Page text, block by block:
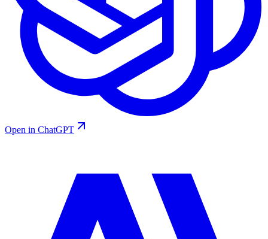
Open in ChatGPT